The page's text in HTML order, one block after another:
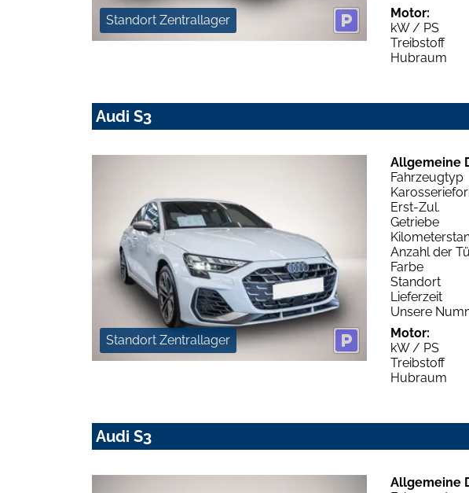
Standort Zentrallager
Motor:
kW / PS
Treibstoff
Hubraum
Audi S3
Standort Zentrallager
Allgemeine
Fahrzeugtyp
Erst-Zul.
Getriebe
Anzahl der
Farbe
Standort
Lieferzeit
Unsere
Motor:
kW / PS
Treibstoff
Hubraum
Audi S3
Allgemeine